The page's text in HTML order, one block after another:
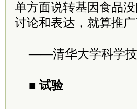
单方面说转基因食品
讨论和表达，就算推
——清华大学科学技
■ 试验